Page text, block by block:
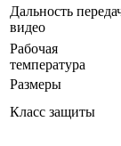
Дальность
видео
Рабочая
температура
Размеры
Класс защиты